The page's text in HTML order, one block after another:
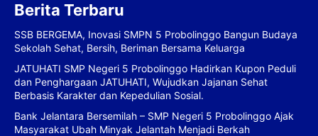
Berita Terbaru
SSB BERGEMA, Inovasi SMPN 5 Probolinggo Bangun Budaya
Sekolah Sehat, Bersih, Beriman Bersama Keluarga
JATUHATI SMP Negeri 5 Probolinggo Hadirkan Kupon Peduli
dan Penghargaan JATUHATI, Wujudkan Jajanan Sehat
Berbasis Karakter dan Kepedulian Sosial.
Bank Jelantara Bersemilah – SMP Negeri 5 Probolinggo Ajak
Masyarakat Ubah Minyak Jelantah Menjadi Berkah